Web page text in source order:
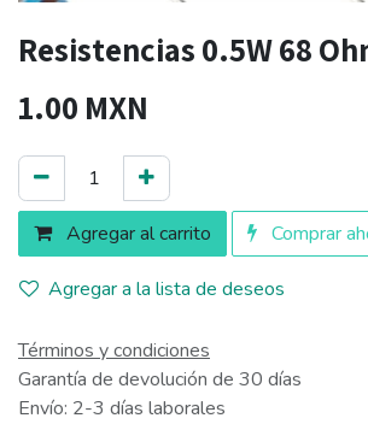
Resistencias 0.5W 68
1.00 MXN
Agregar al carrito Comprar
Agregar a la lista de deseos
Términos y condiciones
Garantía de devolución de 30 días
Envío: 2-3 días laborales